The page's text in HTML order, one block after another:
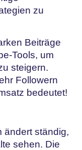
zu
Beiträge
Tools, um
steigern.
Followern
bedeutet!
ändert ständig,
sehen. Die